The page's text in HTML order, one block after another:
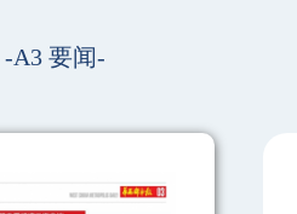
-A3 要闻-